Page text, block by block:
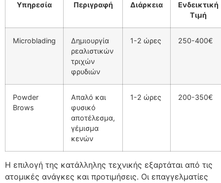
Υπηρεσία Περιγραφή Διάρκεια
Ενδεικτική
Τιμή
Microblading
Δημιουργία
ρεαλιστικών
τριχών
φρυδιών
1-2 ώρες 250-400€
Powder
Brows
Απαλό και
φυσικό
αποτέλεσμα,
γέμισμα
κενών
1-2 ώρες 200-350€
Η επιλογή της κατάλληλης τεχνικής εξαρτάται από τις
ατομικές ανάγκες και προτιμήσεις. Οι επαγγελματίες